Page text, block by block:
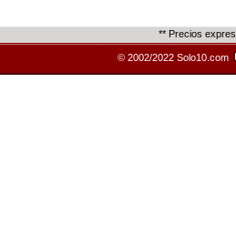
** Precios
© 2002/2022 Solo10.com